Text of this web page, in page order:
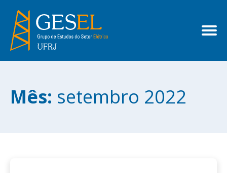
Mês: setembro 2022